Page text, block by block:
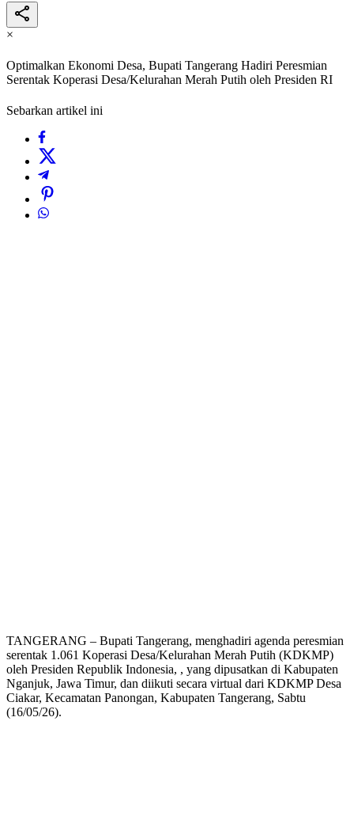
×
Optimalkan Ekonomi Desa, Bupati Tangerang Hadiri Peresmian
Serentak Koperasi Desa/Kelurahan Merah Putih oleh Presiden RI
Sebarkan artikel ini
TANGERANG – Bupati Tangerang, menghadiri agenda peresmian
serentak 1.061 Koperasi Desa/Kelurahan Merah Putih (KDKMP)
oleh Presiden Republik Indonesia, , yang dipusatkan di Kabupaten
Nganjuk, Jawa Timur, dan diikuti secara virtual dari KDKMP Desa
Ciakar, Kecamatan Panongan, Kabupaten Tangerang, Sabtu
(16/05/26).